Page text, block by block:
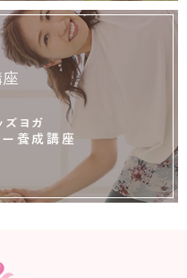
ズヨガ
養成講座